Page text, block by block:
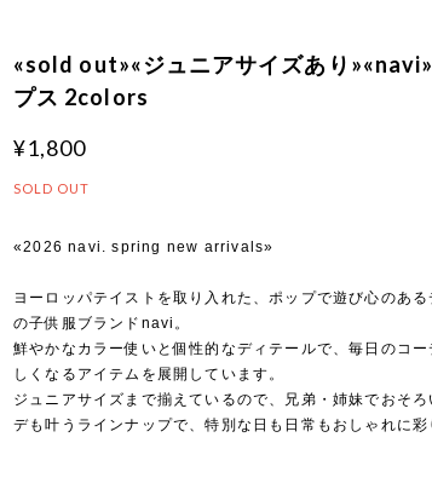
«sold out»«ジュニアサイズあり
プス 2colors
¥1,800
SOLD OUT
«2026 navi. spring new arrivals»
ヨーロッパテイストを取り入れた、ポップで遊び心のある
の子供服ブランドnavi。
鮮やかなカラー使いと個性的なディテールで、毎日のコ
しくなるアイテムを展開しています。
ジュニアサイズまで揃えているので、兄弟・姉妹でおそろ
デも叶うラインナップで、特別な日も日常もおしゃれに彩